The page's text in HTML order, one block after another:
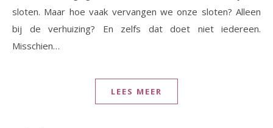
sloten. Maar hoe vaak vervangen we onze sloten? Alleen
bij de verhuizing? En zelfs dat doet niet iedereen.
Misschien…
LEES MEER